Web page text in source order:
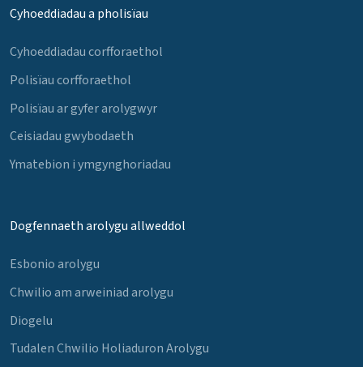
Cyhoeddiadau a pholisïau
Cyhoeddiadau corfforaethol
Polisïau corfforaethol
Polisïau ar gyfer arolygwyr
Ceisiadau gwybodaeth
Ymatebion i ymgynghoriadau
Dogfennaeth arolygu allweddol
Esbonio arolygu
Chwilio am arweiniad arolygu
Diogelu
Tudalen Chwilio Holiaduron Arolygu